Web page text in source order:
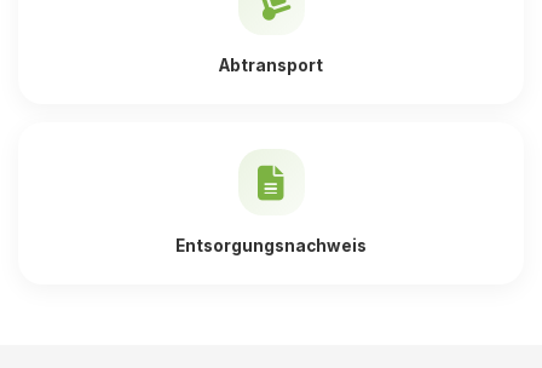
Abtransport
Entsorgungsnachweis